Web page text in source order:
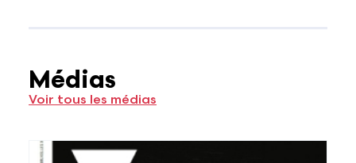
Médias
Voir tous les médias
Voir plus